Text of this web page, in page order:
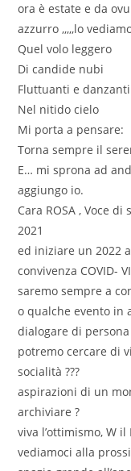
ora è estate e da
azzurro ,,,,,lo
Quel volo leggero
Di candide nubi
Fluttuanti e danzanti
Nel nitido cielo
Mi porta a pensare:
Torna sempre il
E… mi sprona ad
aggiungo io.
Cara ROSA , Voce
2021
ed iniziare un 2022
convivenza COVID-
saremo sempre a
o qualche evento in
dialogare di persona
potremo cercare di
socialità ???
aspirazioni di un
archiviare ?
viva l’ottimismo, W
vediamoci alla